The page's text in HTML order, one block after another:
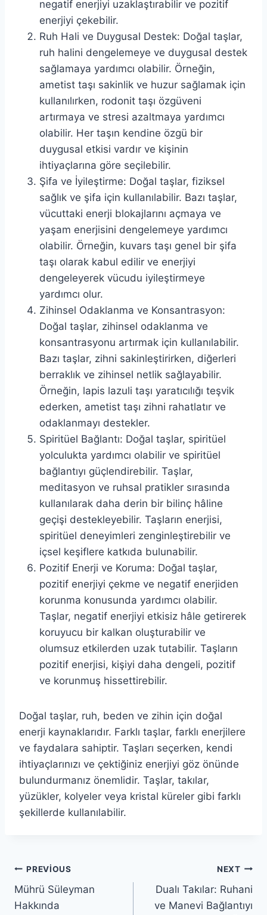
negatif enerjiyi uzaklaştırabilir ve pozitif
enerjiyi çekebilir.
Ruh Hali ve Duygusal Destek: Doğal taşlar,
ruh halini dengelemeye ve duygusal destek
sağlamaya yardımcı olabilir. Örneğin,
ametist taşı sakinlik ve huzur sağlamak için
kullanılırken, rodonit taşı özgüveni
artırmaya ve stresi azaltmaya yardımcı
olabilir. Her taşın kendine özgü bir
duygusal etkisi vardır ve kişinin
ihtiyaçlarına göre seçilebilir.
Şifa ve İyileştirme: Doğal taşlar, fiziksel
sağlık ve şifa için kullanılabilir. Bazı taşlar,
vücuttaki enerji blokajlarını açmaya ve
yaşam enerjisini dengelemeye yardımcı
olabilir. Örneğin, kuvars taşı genel bir şifa
taşı olarak kabul edilir ve enerjiyi
dengeleyerek vücudu iyileştirmeye
yardımcı olur.
Zihinsel Odaklanma ve Konsantrasyon:
Doğal taşlar, zihinsel odaklanma ve
konsantrasyonu artırmak için kullanılabilir.
Bazı taşlar, zihni sakinleştirirken, diğerleri
berraklık ve zihinsel netlik sağlayabilir.
Örneğin, lapis lazuli taşı yaratıcılığı teşvik
ederken, ametist taşı zihni rahatlatır ve
odaklanmayı destekler.
Spiritüel Bağlantı: Doğal taşlar, spiritüel
yolculukta yardımcı olabilir ve spiritüel
bağlantıyı güçlendirebilir. Taşlar,
meditasyon ve ruhsal pratikler sırasında
kullanılarak daha derin bir bilinç hâline
geçişi destekleyebilir. Taşların enerjisi,
spiritüel deneyimleri zenginleştirebilir ve
içsel keşiflere katkıda bulunabilir.
Pozitif Enerji ve Koruma: Doğal taşlar,
pozitif enerjiyi çekme ve negatif enerjiden
korunma konusunda yardımcı olabilir.
Taşlar, negatif enerjiyi etkisiz hâle getirerek
koruyucu bir kalkan oluşturabilir ve
olumsuz etkilerden uzak tutabilir. Taşların
pozitif enerjisi, kişiyi daha dengeli, pozitif
ve korunmuş hissettirebilir.
Doğal taşlar, ruh, beden ve zihin için doğal
enerji kaynaklarıdır. Farklı taşlar, farklı enerjilere
ve faydalara sahiptir. Taşları seçerken, kendi
ihtiyaçlarınızı ve çektiğiniz enerjiyi göz önünde
bulundurmanız önemlidir. Taşlar, takılar,
yüzükler, kolyeler veya kristal küreler gibi farklı
şekillerde kullanılabilir.
Yazı
gezinmesi
PREVIOUS
Mührü Süleyman
Hakkında
NEXT
Dualı Takılar: Ruhani
ve Manevi Bağlantıyı